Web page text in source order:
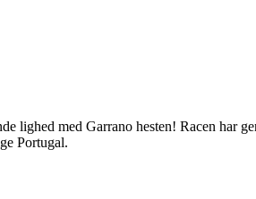
lighed med Garrano hesten! Racen har
Portugal.